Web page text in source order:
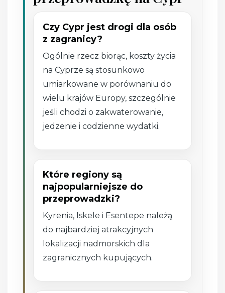
Czy Cypr jest drogi dla osób
z zagranicy?
Ogólnie rzecz biorąc, koszty życia
na Cyprze są stosunkowo
umiarkowane w porównaniu do
wielu krajów Europy, szczególnie
jeśli chodzi o zakwaterowanie,
jedzenie i codzienne wydatki.
Które regiony są
najpopularniejsze do
przeprowadzki?
Kyrenia, Iskele i Esentepe należą
do najbardziej atrakcyjnych
lokalizacji nadmorskich dla
zagranicznych kupujących.